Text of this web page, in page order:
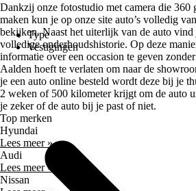
Type
Vestigingen
Dankzij onze fotostudio met camera die 360
maken kun je op onze site auto’s volledig
bekijken. Naast het uiterlijk van de auto vind
volledige onderhoudshistorie. Op deze
informatie over een occasion te geven
Aalden hoeft te verlaten om naar de
je een auto online besteld wordt deze bij je
2 weken of 500 kilometer krijgt om de auto
je zeker of de auto bij je past of niet.
Top merken
Hyundai
Lees meer »
Audi
Lees meer »
Nissan